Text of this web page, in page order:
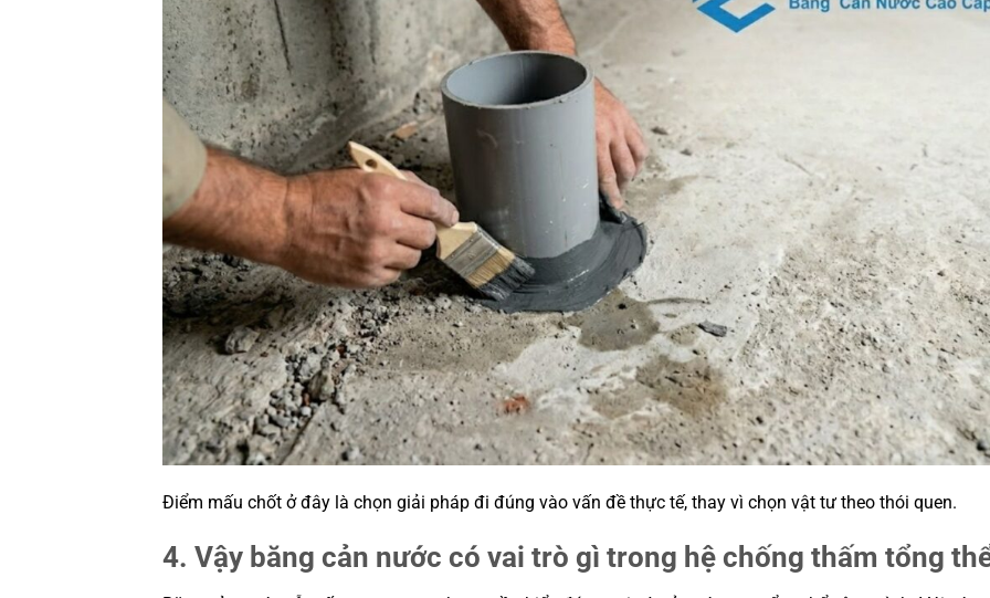
Điểm mấu chốt ở đây là chọn giải pháp đi đúng vào vấn đề thực tế, thay vì chọn vật tư theo thói quen.
4. Vậy băng cản nước có vai trò gì trong hệ chống thấm tổng